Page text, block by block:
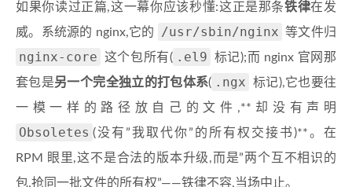
如果你读过正篇,这一幕你应该秒懂:这正是那条铁律在发
威。系统源的 nginx,它的
/usr/sbin/nginx 等文件归
nginx-core 这个包所有( .el9
标记);而 nginx 官网那
套包是另一个完全独立的打包体系( .ngx
标记),它也要往
一模一样的路径放自己的文件,**却没有声明
Obsoletes (没有”我取代你”的所有权交接书)**。在
RPM 眼里,这不是合法的版本升级,而是”两个互不相识的
包,抢同一批文件的所有权”——铁律不容,当场中止。